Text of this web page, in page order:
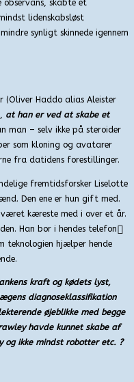
observans, skabte et
lidenskabsløst
synligt skinnede igennem
(Oliver Haddo alias Aleister
at han er ved at skabe et
man – selv ikke på steroider
som kloning og avatarer
fra datidens forestillinger.
fremtidsforsker Liselotte
Den ene er hun gift med.
kæreste med i over et år.
Han bor i hendes telefon
teknologien hjælper hende
kraft og kødets lyst,
diagnoseklassifikation
øjeblikke med begge
havde kunnet skabe af
ikke mindst robotter etc. ?